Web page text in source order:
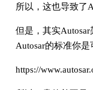
所以，这也导致了
但是，其实
Autosar的标准你是
https://